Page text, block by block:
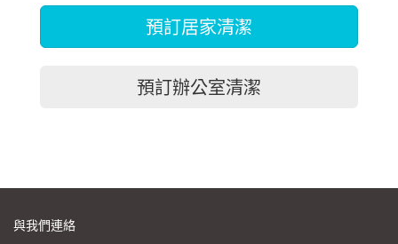
預訂居家清潔
預訂辦公室清潔
與我們連絡